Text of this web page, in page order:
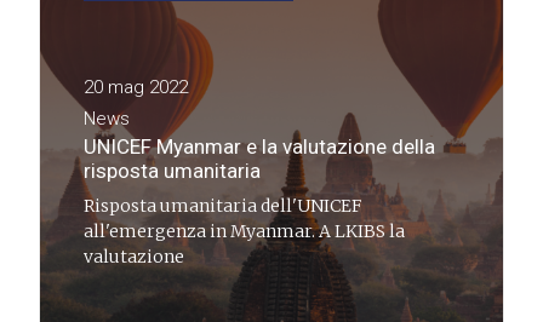
20 mag 2022
News
UNICEF Myanmar e la valutazione della
risposta umanitaria
Risposta umanitaria dell'UNICEF
all'emergenza in Myanmar. A LKIBS la
valutazione